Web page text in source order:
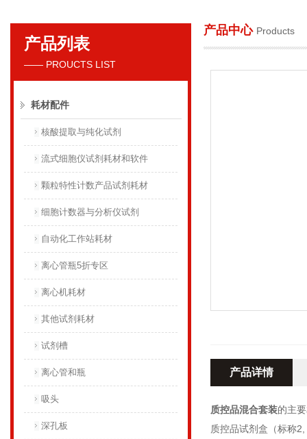
贝克曼库尔特国际贸易（上海）有限公司
产品列表
—— PROUCTS LIST
耗材配件
核酸提取与纯化试剂
流式细胞仪试剂耗材和软件
颗粒特性计数产品试剂耗材
细胞计数器与分析仪试剂
自动化工作站耗材
离心管瓶5折专区
离心机耗材
其他试剂耗材
试剂槽
离心管和瓶
吸头
深孔板
产品中心 Products
产品详情
质控品混合套装的主
质控品试剂盒（标称